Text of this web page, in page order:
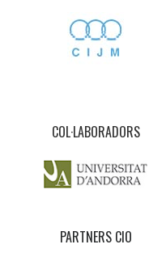
COL·LABORADORS
PARTNERS CIO